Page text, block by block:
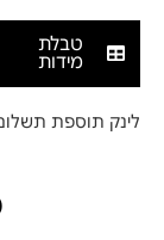
טבלת
מידות
לינק תוספת תשלום